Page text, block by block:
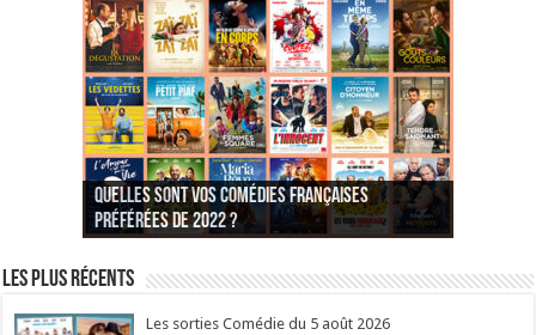
Quelles sont vos comédies françaises
préférées de 2022 ?
Quel est votre personnage préféré du Père
Noël est une ordure ?
Quelles sont vos comédies françaises
préférées de 2021 ?
Quel est votre « Gendarme » préféré ?
Quels sont vos 3 comédies de Jean-Marie Poiré
préférées ?
Quel est votre « Tati » préféré ?
Quel est votre « bronzé » préféré ?
Les plus récents
Les sorties Comédie du 5 août 2026